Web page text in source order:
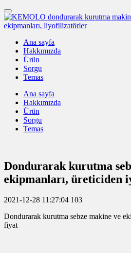
Ana sayfa
Hakkımızda
Ürün
Sorgu
Temas
Ana sayfa
Hakkımızda
Ürün
Sorgu
Temas
Dondurarak kurutma
ekipmanları, üreticiden
2021-12-28 11:27:04 103
Dondurarak kurutma sebze makine ve
fiyat